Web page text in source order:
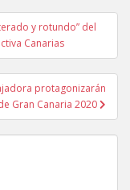
y rotundo” del
Canarias
protagonizarán
Gran Canaria 2020